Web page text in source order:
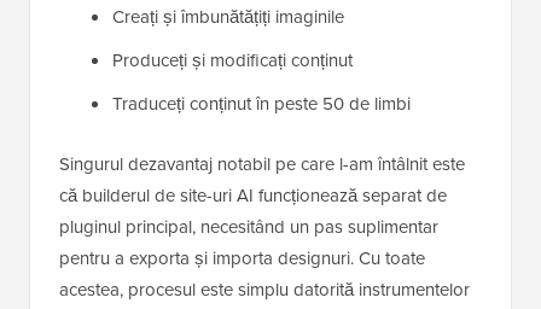
Creați și îmbunătățiți imaginile
Produceți și modificați conținut
Traduceți conținut în peste 50 de limbi
Singurul dezavantaj notabil pe care l-am întâlnit este
că builderul de site-uri AI funcționează separat de
pluginul principal, necesitând un pas suplimentar
pentru a exporta și importa designuri. Cu toate
acestea, procesul este simplu datorită instrumentelor